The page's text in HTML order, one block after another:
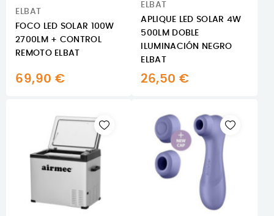
ELBAT
FOCO LED SOLAR 100W
2700LM + CONTROL
REMOTO ELBAT
69,90 €
ELBAT
APLIQUE LED SOLAR 4W
500LM DOBLE
ILUMINACIÓN NEGRO
ELBAT
26,50 €